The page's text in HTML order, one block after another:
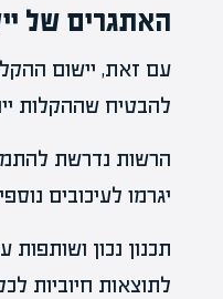
האתגרים של
עם זאת, יישום
להבטיח שההקלות
הרשות נדרשת
יגרמו לעיכובים
תכנון נכון
לתוצאות חיוביות